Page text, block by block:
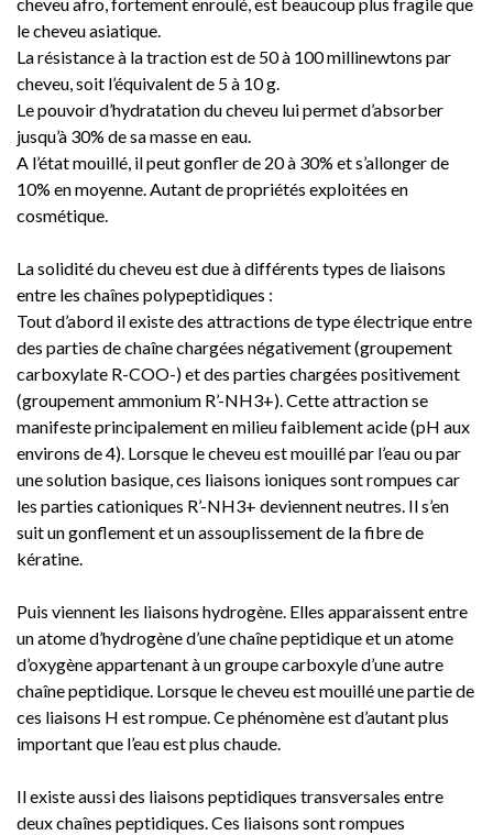
cheveu afro, fortement enroulé, est beaucoup plus fragile que
le cheveu asiatique.
La résistance à la traction est de 50 à 100 millinewtons par
cheveu, soit l’équivalent de 5 à 10 g.
Le pouvoir d’hydratation du cheveu lui permet d’absorber
jusqu’à 30% de sa masse en eau.
A l’état mouillé, il peut gonfler de 20 à 30% et s’allonger de
10% en moyenne. Autant de propriétés exploitées en
cosmétique.
La solidité du cheveu est due à différents types de liaisons
entre les chaînes polypeptidiques :
Tout d’abord il existe des attractions de type électrique entre
des parties de chaîne chargées négativement (groupement
carboxylate R-COO-) et des parties chargées positivement
(groupement ammonium R’-NH3+). Cette attraction se
manifeste principalement en milieu faiblement acide (pH aux
environs de 4). Lorsque le cheveu est mouillé par l’eau ou par
une solution basique, ces liaisons ioniques sont rompues car
les parties cationiques R’-NH3+ deviennent neutres. Il s’en
suit un gonflement et un assouplissement de la fibre de
kératine.
Puis viennent les liaisons hydrogène. Elles apparaissent entre
un atome d’hydrogène d’une chaîne peptidique et un atome
d’oxygène appartenant à un groupe carboxyle d’une autre
chaîne peptidique. Lorsque le cheveu est mouillé une partie de
ces liaisons H est rompue. Ce phénomène est d’autant plus
important que l’eau est plus chaude.
Il existe aussi des liaisons peptidiques transversales entre
deux chaînes peptidiques. Ces liaisons sont rompues